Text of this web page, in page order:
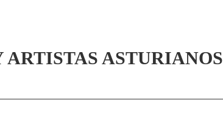
ARTISTAS ASTURIANOS